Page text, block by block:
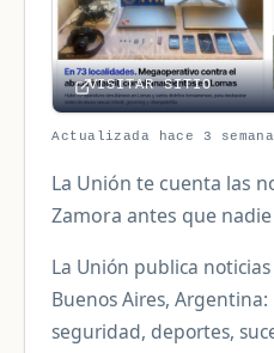
VISITAR SITIO
Actualizada hace 3
La Unión te cuenta las
Zamora antes que nadie
La Unión publica
Buenos Aires,
seguridad, deportes,